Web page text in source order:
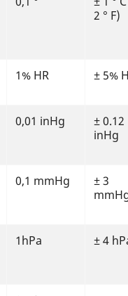
2 ° F)
1% HR ± 5%
0,01 inHg
± 0.12
inHg
0,1 mmHg
± 3
1hPa ± 4